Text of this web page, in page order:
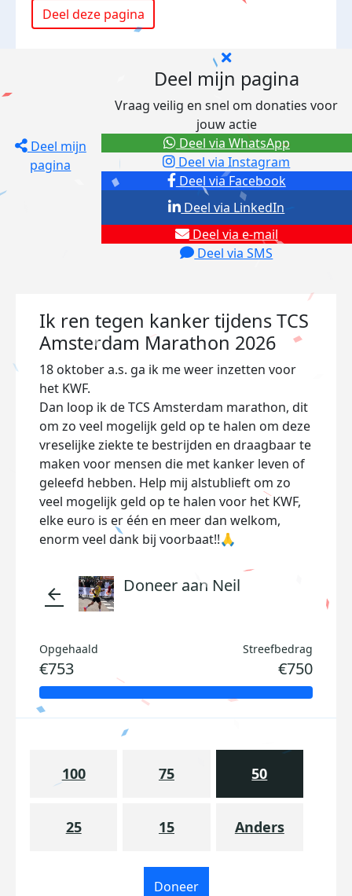
Deel deze pagina
Deel mijn
pagina
Deel mijn pagina
Vraag veilig en snel om donaties voor
jouw actie
Deel via Facebook
Deel via Instagram
Deel via e-mail
Deel via SMS
Deel via LinkedIn
Deel via WhatsApp
Ik ren tegen kanker tijdens TCS
Amsterdam Marathon 2026
18 oktober a.s. ga ik me weer inzetten voor
het KWF.
Dan loop ik de TCS Amsterdam marathon, dit
om zo veel mogelijk geld op te halen om deze
vreselijke ziekte te bestrijden en draagbaar te
maken voor mensen die met kanker leven of
geleefd hebben. Help mij alstublieft om zo
veel mogelijk geld op te halen voor het KWF,
elke euro is er één en meer dan welkom,
enorm veel dank bij voorbaat!!🙏
arrow_back Doneer aan Neil
Opgehaald
€753
Streefbedrag
€750
100 75 50
25 15 Anders
Doneer